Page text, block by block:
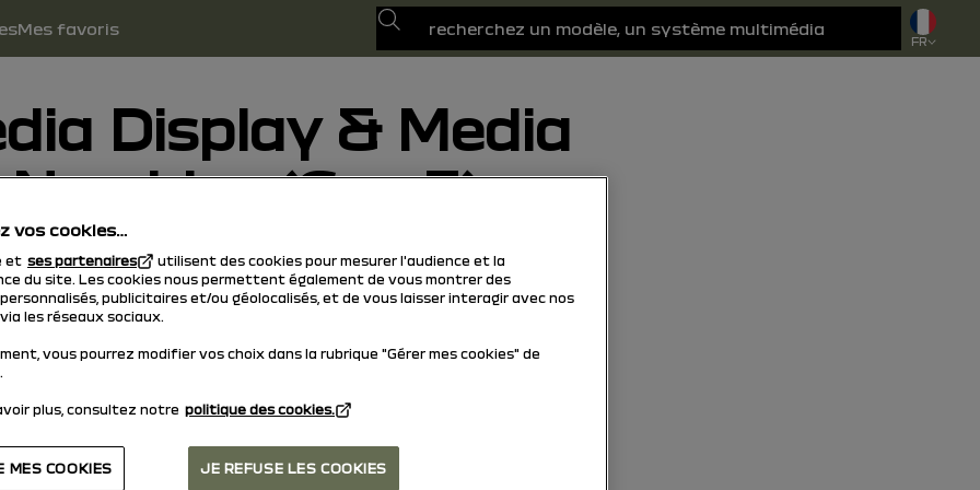
Mes favoris
Recherche
FR
Display & Media
Nav Live (Gen 3)
30/01/2026à aujourd'hui
vos cookies…
et ses partenaires
utilisent des cookies pour mesurer l'audience et la
du site. Les cookies nous permettent également de vous montrer des
publicitaires et/ou géolocalisés, et de vous laisser interagir avec nos
les réseaux sociaux.
vous pourrez modifier vos choix dans la rubrique "Gérer mes cookies" de
plus, consultez notre politique des cookies.
JE REFUSE LES COOKIES
MES COOKIES